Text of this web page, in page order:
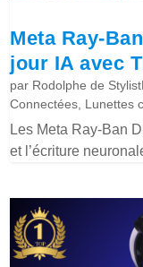
Meta Ray-
jour IA avec
par Rodolphe de
Connectées, Lunettes
Les Meta Ray-Ban
et l’écriture